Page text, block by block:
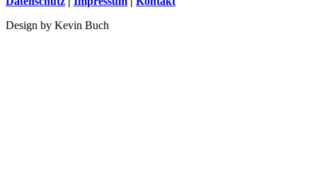
Design by Kevin Buch